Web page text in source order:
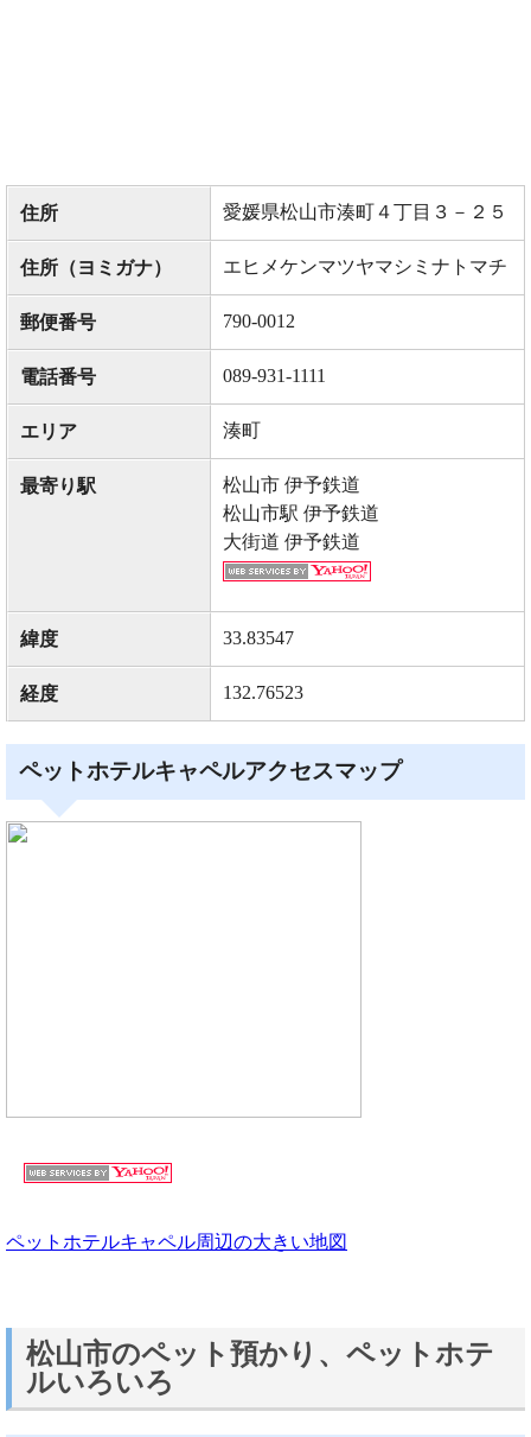
住所 愛媛県松山市湊町４丁目３－２５
住所（ヨミガナ） エヒメケンマツヤマシミナトマチ
郵便番号 790-0012
電話番号 089-931-1111
エリア 湊町
最寄り駅
松山市 伊予鉄道
松山市駅 伊予鉄道
大街道 伊予鉄道
緯度 33.83547
経度 132.76523
ペットホテルキャペルアクセスマップ
ペットホテルキャペル周辺の大きい地図
松山市のペット預かり、ペットホテ
ルいろいろ